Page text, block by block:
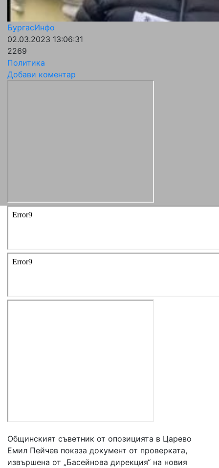
БургасИнфо
02.03.2023 13:06:31
2269
Политика
Добави коментар
Общинският съветник от опозицията в Царево
Емил Пейчев показа документ от проверката,
извършена от „Басейнова дирекция“ на новия